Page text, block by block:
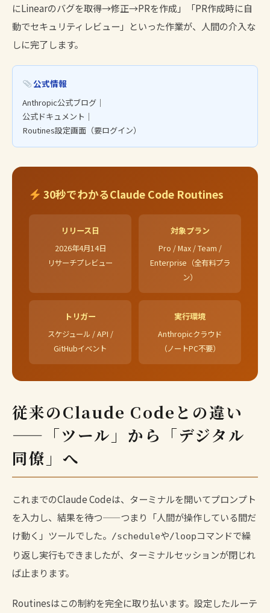
にLinearのバグを取得→修正→PRを作成」「PR作成時に自
動でセキュリティレビュー」といった作業が、人間の介入な
しに完了します。
公式情報
Anthropic公式ブログ ｜
公式ドキュメント ｜
Routines設定画面（要ログイン）
30秒でわかるClaude Code Routines
リリース日
2026年4月14日
リサーチプレビュー
対象プラン
Pro / Max / Team /
Enterprise（全有料プラ
ン）
トリガー
スケジュール / API /
GitHubイベント
実行環境
Anthropicクラウド
（ノートPC不要）
従来のClaude Codeとの違い
——「ツール」から「デジタル
同僚」へ
これまでのClaude Codeは、ターミナルを開いてプロンプト
を入力し、結果を待つ——つまり「人間が操作している間だ
け動く」ツールでした。 /scheduleや/loopコマンドで繰
り返し実行もできましたが、ターミナルセッションが閉じれ
ば止まります。
Routinesはこの制約を完全に取り払います。設定したルーテ